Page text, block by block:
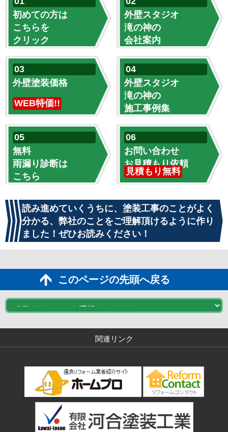
初めての方は
こちらを
クリック
外壁スタジオ
滝の神の
会社案内
外壁塗装価格
WEB特価!!
外壁スタジオ
滝の神の
施工事例集
無料
雨漏り診断は
こちら
お問い合わせ
お見積もり依頼
見積もり無料
読み進めていくうちに、塗装工事のことがよく
分かる、弊社のことをご理解頂けるように作り
ました！ぜひお読みください！
このページの先頭へ戻る
関連リンク